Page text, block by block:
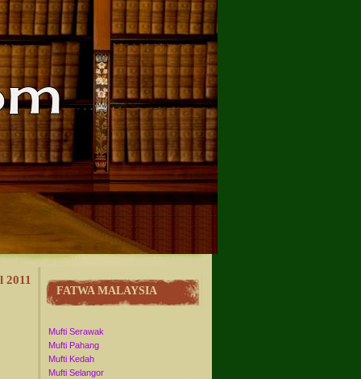
2011
FATWA MALAYSIA
Mufti Serawak
Mufti Pahang
Mufti Kedah
Mufti Selangor